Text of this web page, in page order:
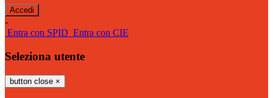
-
Entra con SPID Entra con CIE
Seleziona utente
button close ×